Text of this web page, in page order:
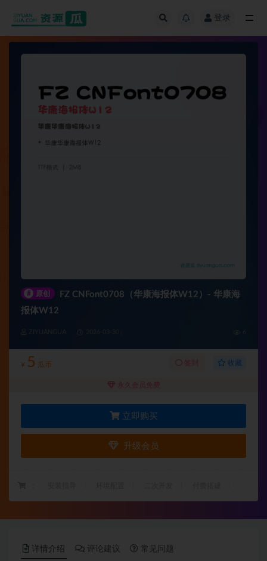
登录
# 原创
FZ CNFont0708（华康海报体W12）- 华康海
报体W12
ZIYUANGUA
¥ 5 瓜币 签到 收藏
永久会员免费
立即购买
升级会员
详情介绍 评论建议 常见问题